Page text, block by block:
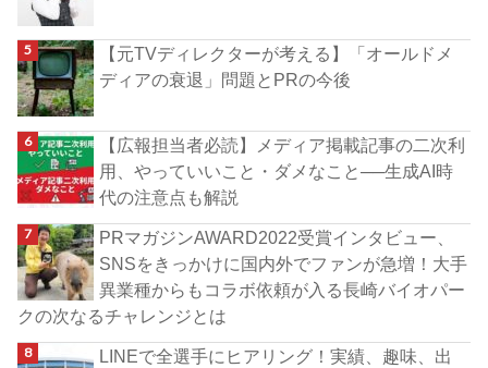
【元TVディレクターが考える】「オールドメ
ディアの衰退」問題とPRの今後
【広報担当者必読】メディア掲載記事の二次利
用、やっていいこと・ダメなこと──生成AI時
代の注意点も解説
PRマガジンAWARD2022受賞インタビュー、
SNSをきっかけに国内外でファンが急増！大手
異業種からもコラボ依頼が入る長崎バイオパー
クの次なるチャレンジとは
LINEで全選手にヒアリング！実績、趣味、出